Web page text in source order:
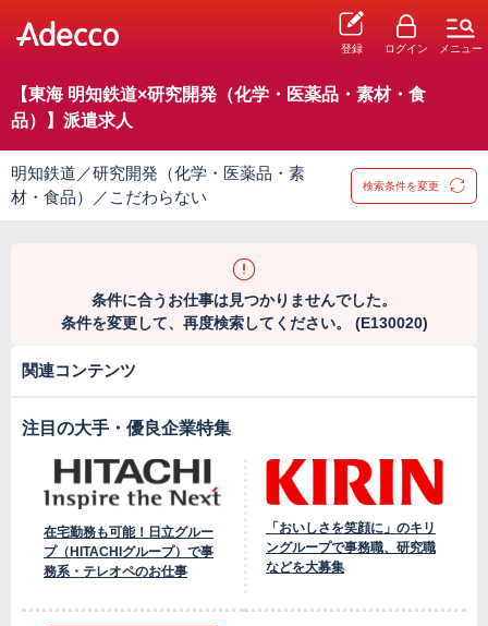
登録 ログイン メニュー
【東海 明知鉄道×研究開発（化学・医薬品・素材・食
品）】派遣求人
明知鉄道／研究開発（化学・医薬品・素
材・食品）／こだわらない
検索条件を変更
条件に合うお仕事は見つかりませんでした。
条件を変更して、再度検索してください。 (E130020)
関連コンテンツ
注目の大手・優良企業特集
在宅勤務も可能！日立グルー
プ（HITACHIグループ）で事
務系・テレオペのお仕事
「おいしさを笑顔に」のキリ
ングループで事務職、研究職
などを大募集